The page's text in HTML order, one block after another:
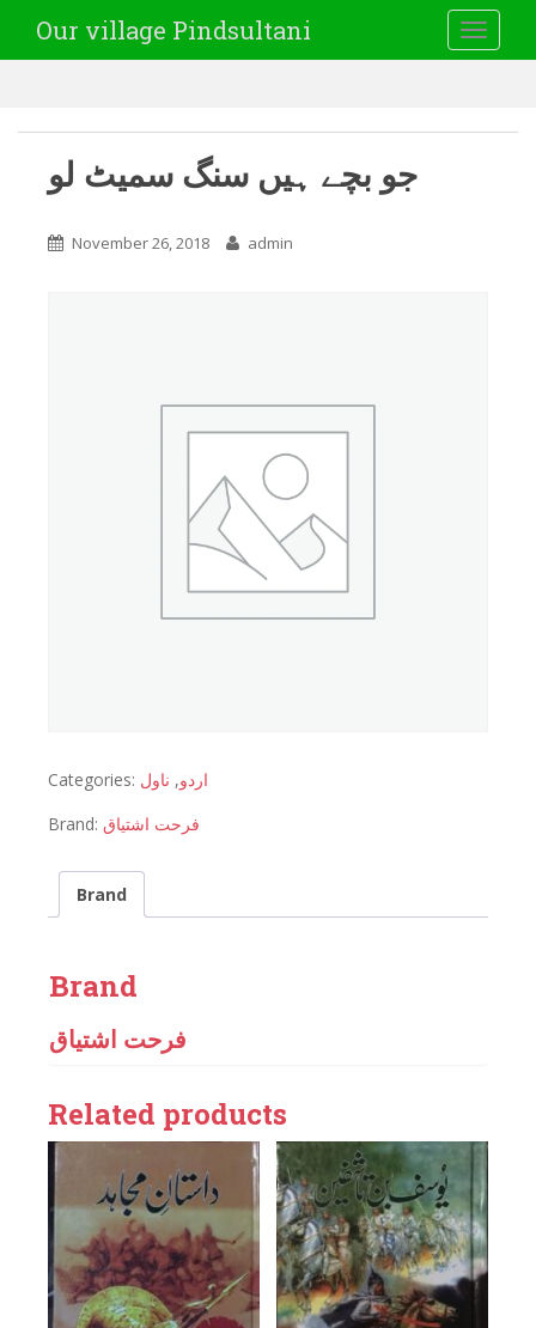
Our village Pindsultani
جو بچے ہیں سنگ سمیٹ لو
November 26, 2018 admin
Categories: اردو, ناول
Brand: فرحت اشتیاق
Brand
Brand
فرحت اشتیاق
Related products